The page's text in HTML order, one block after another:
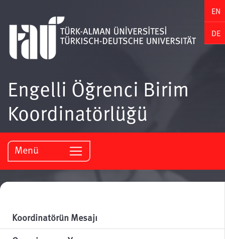
EN
DE
Engelli Öğrenci Birim
Koordinatörlüğü
Menü
Koordinatörün Mesajı